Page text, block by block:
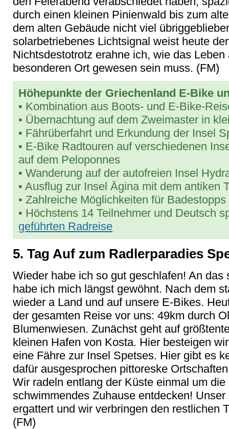
durch einen kleinen Pinienwald bis zum
dem alten Gebäude nicht viel
solarbetriebenes Lichtsignal weist heute
Nichtsdestotrotz erahne ich, wie das
besonderen Ort gewesen sein muss. (FM)
Höhepunkte der Griechenland E-Bike
• Kombination aus Boots- und E-Bike-
• Übernachtung auf dem Zweimaster in
• Fährüberfahrt und Erkundung der Insel
• E-Bike Radtouren auf verschiedenen
auf dem Peloponnes
• Wanderung auf der autofreien Insel
• Ausflug zur Insel Ägina mit dem antiken
• Zahlreiche Möglichkeiten für Badestopps
• Höchstens 14 Teilnehmer und Deutsch
geführten Radreise
5. Tag Auf zum Radlerparadies
Wieder habe ich so gut geschlafen! An
habe ich mich längst gewöhnt. Nach dem
wieder a Land und auf unsere E-Bikes.
der gesamten Reise vor uns: 49km durch
Blumenwiesen. Zunächst geht auf
kleinen Hafen von Kosta. Hier besteigen
eine Fähre zur Insel Spetses. Hier gibt es
dafür ausgesprochen pittoreske
Wir radeln entlang der Küste einmal um
schwimmendes Zuhause entdecken!
ergattert und wir verbringen den restlichen
(FM)